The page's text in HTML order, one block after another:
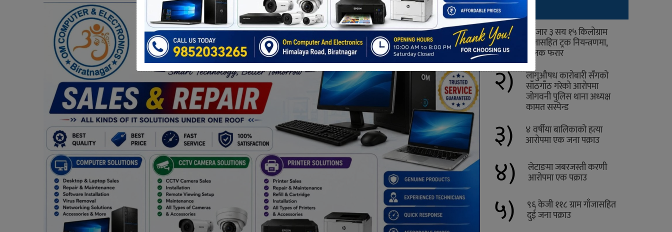
ताजा
१) १ हजार ३ सय १५ किलोग्राम
गाँजासहित ट्रक नियन्त्रणमा,
चालक फरार
२) लागुऔषध कारोबारी सँगको
साँठगाँठ गरेको आरोपमा
जोगवनी पुलिस थाना अध्यक्ष
कामत सस्पेन्ड
३) ४ वर्षीया बालिकाको हत्या
आरोपमा एक जना पक्राउ
४) लेटाङमा जबरजस्ती करणी
आरोपमा एक पक्राउ
५) ९६ केजी ११८ ग्राम गाँजासहित
दुई जना पक्राउ